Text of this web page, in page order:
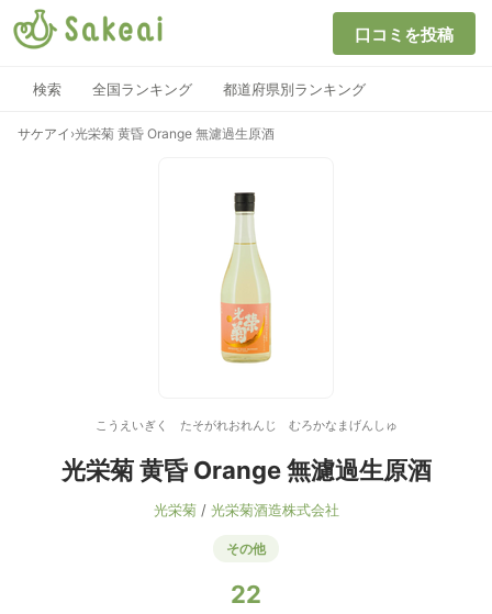
口コミを投稿
検索 全国ランキング 都道府県別ランキング
サケアイ ›光栄菊 黄昏 Orange 無濾過生原酒
こうえいぎく たそがれおれんじ むろかなまげんしゅ
光栄菊 黄昏 Orange 無濾過生原酒
光栄菊/ 光栄菊酒造株式会社
その他
22